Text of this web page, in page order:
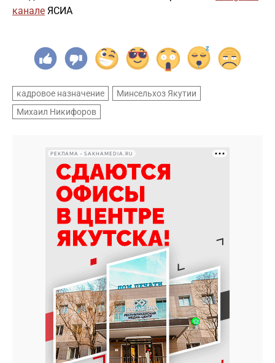
канале ЯСИА
кадровое назначение
Минсельхоз Якутии
Михаил Никифоров
РЕКЛАМА • SAKHAMEDIA.RU